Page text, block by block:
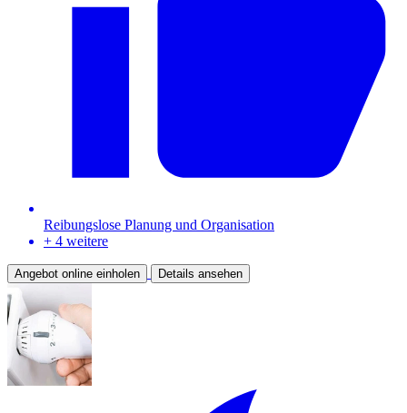
Reibungslose Planung und Organisation
+ 4 weitere
Angebot online einholen Details ansehen